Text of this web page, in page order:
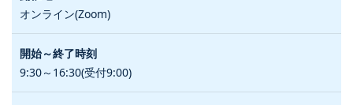
オンライン(Zoom)
9:30～16:30(受付9:00)